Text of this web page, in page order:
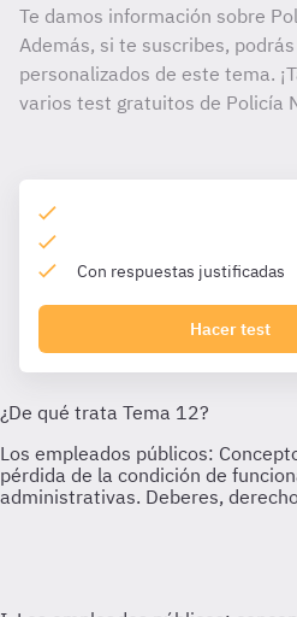
Te damos información sobre
Además, si te suscribes,
personalizados de este tema.
varios test gratuitos de Policía
Con respuestas justificadas
Hacer test